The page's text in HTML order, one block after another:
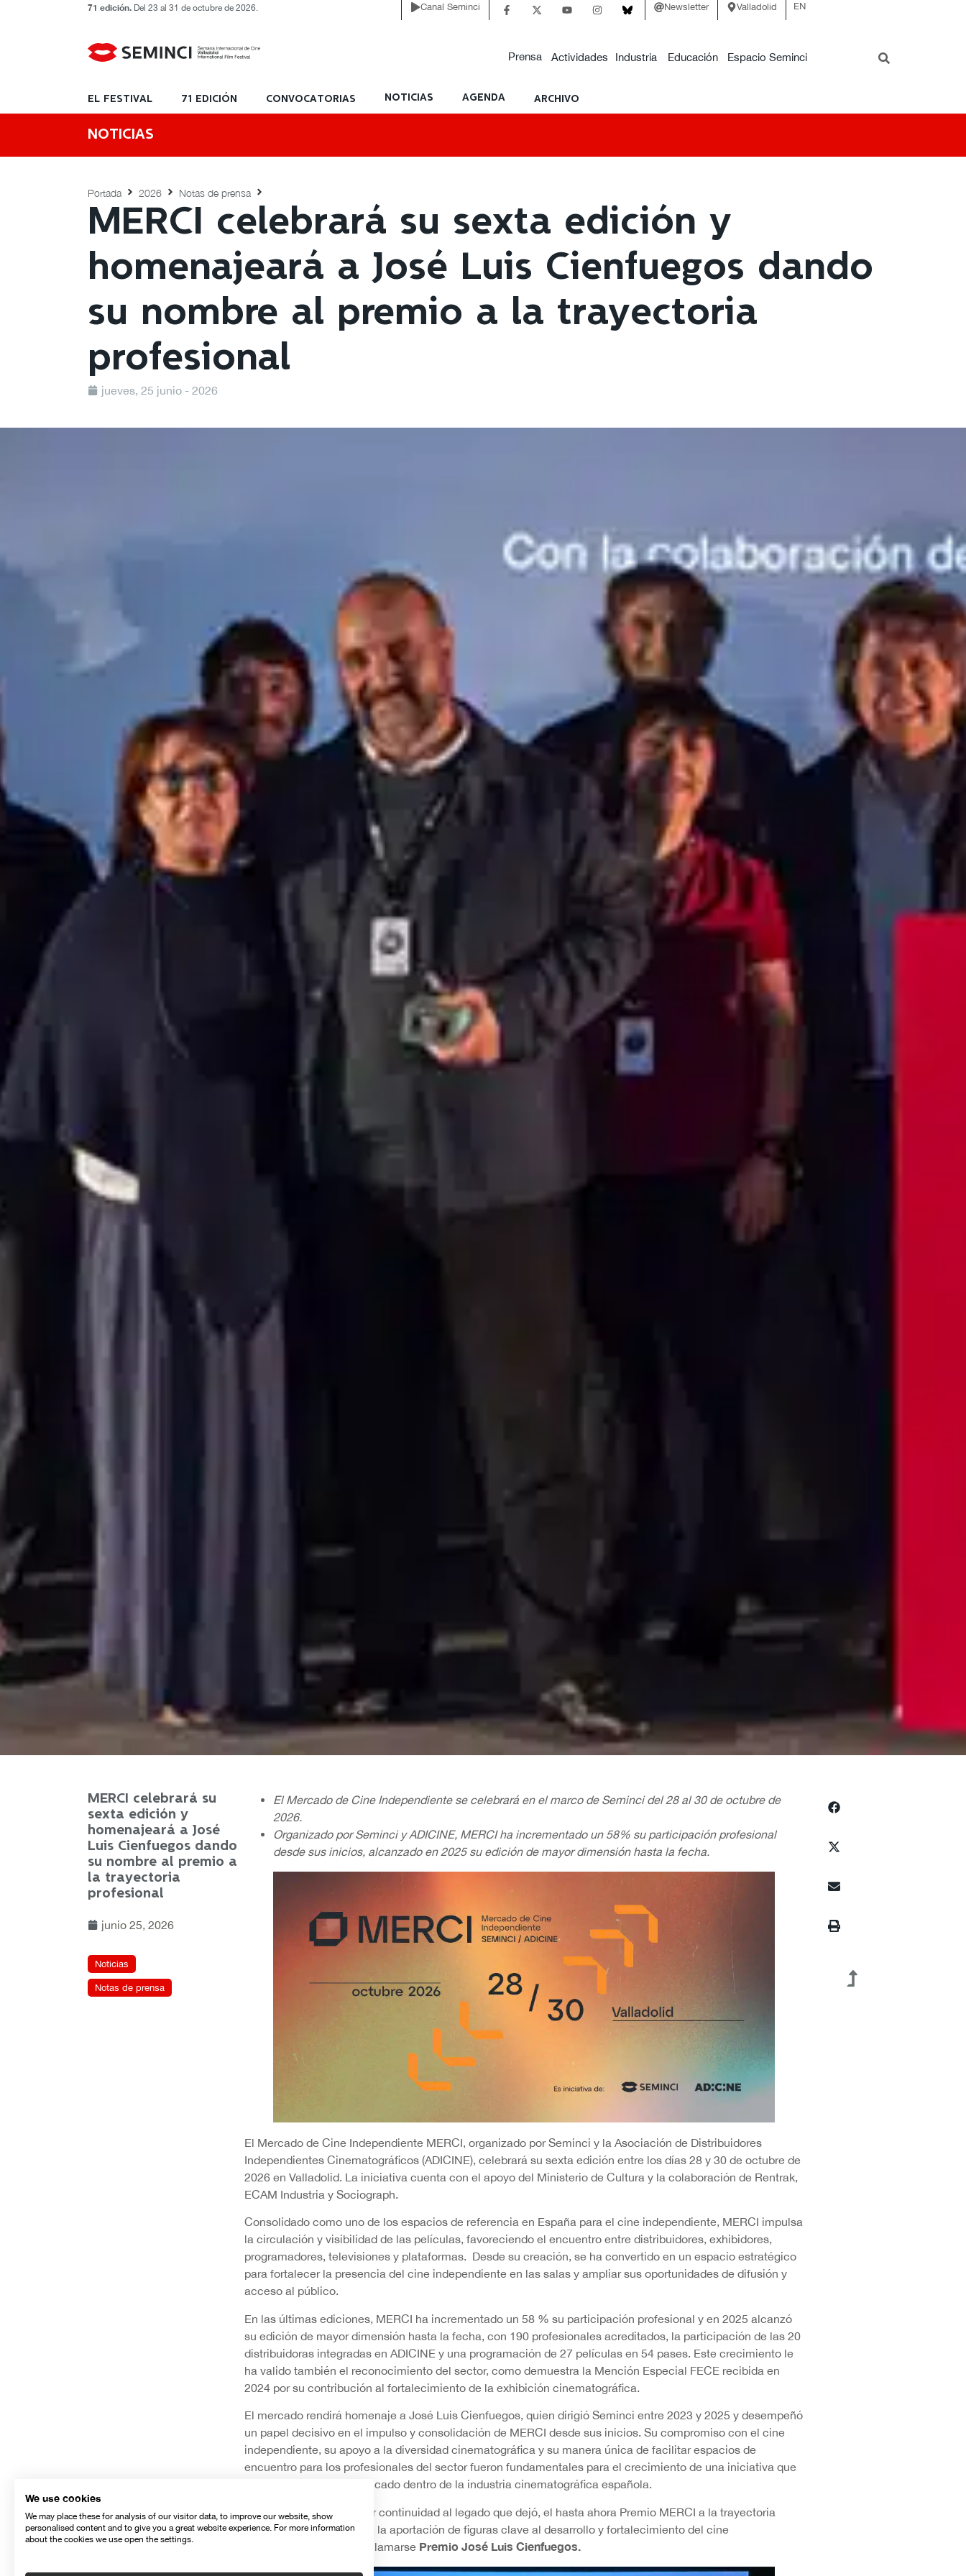
71 edición. Del 23 al 31 de octubre de 2026. Canal Seminci Newsletter Valladolid EN
Prensa Actividades Industria Educación Espacio Seminci
EL FESTIVAL 71 EDICIÓN CONVOCATORIAS NOTICIAS AGENDA ARCHIVO
NOTICIAS
Portada 2026 Notas de prensa
MERCI celebrará su sexta edición y
homenajeará a José Luis Cienfuegos dando
su nombre al premio a la trayectoria
profesional
jueves, 25 junio - 2026
MERCI celebrará su
sexta edición y
homenajeará a José
Luis Cienfuegos dando
su nombre al premio a
la trayectoria
profesional
junio 25, 2026
Noticias
Notas de prensa
El Mercado de Cine Independiente se celebrará en el marco de Seminci del 28 al 30 de octubre de
2026.
Organizado por Seminci y ADICINE, MERCI ha incrementado un 58% su participación profesional
desde sus inicios, alcanzado en 2025 su edición de mayor dimensión hasta la fecha.
El Mercado de Cine Independiente MERCI, organizado por Seminci y la Asociación de Distribuidores
Independientes Cinematográficos (ADICINE), celebrará su sexta edición entre los días 28 y 30 de octubre de
2026 en Valladolid. La iniciativa cuenta con el apoyo del Ministerio de Cultura y la colaboración de Rentrak,
ECAM Industria y Sociograph.
Consolidado como uno de los espacios de referencia en España para el cine independiente, MERCI impulsa
la circulación y visibilidad de las películas, favoreciendo el encuentro entre distribuidores, exhibidores,
programadores, televisiones y plataformas. Desde su creación, se ha convertido en un espacio estratégico
para fortalecer la presencia del cine independiente en las salas y ampliar sus oportunidades de difusión y
acceso al público.
En las últimas ediciones, MERCI ha incrementado un 58 % su participación profesional y en 2025 alcanzó
su edición de mayor dimensión hasta la fecha, con 190 profesionales acreditados, la participación de las 20
distribuidoras integradas en ADICINE y una programación de 27 películas en 54 pases. Este crecimiento le
ha valido también el reconocimiento del sector, como demuestra la Mención Especial FECE recibida en
2024 por su contribución al fortalecimiento de la exhibición cinematográfica.
El mercado rendirá homenaje a José Luis Cienfuegos, quien dirigió Seminci entre 2023 y 2025 y desempeñó
un papel decisivo en el impulso y consolidación de MERCI desde sus inicios. Su compromiso con el cine
independiente, su apoyo a la diversidad cinematográfica y su manera única de facilitar espacios de
encuentro para los profesionales del sector fueron fundamentales para el crecimiento de una iniciativa que
hoy ocupa un lugar destacado dentro de la industria cinematográfica española.
En su recuerdo y para dar continuidad al legado que dejó, el hasta ahora Premio MERCI a la trayectoria
profesional que distingue la aportación de figuras clave al desarrollo y fortalecimiento del cine
independiente, pasará a llamarse Premio José Luis Cienfuegos.
We use cookies
We may place these for analysis of our visitor data, to improve our website, show
personalised content and to give you a great website experience. For more information
about the cookies we use open the settings.